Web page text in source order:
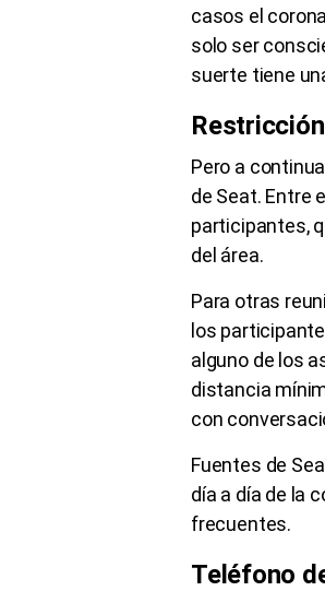
casos el
solo ser
suerte tiene
Pero a
de Seat. Entre
participantes,
del área.
Para otras
los
alguno de los
distancia
con
Fuentes de
día a día de la
frecuentes.
Teléfono